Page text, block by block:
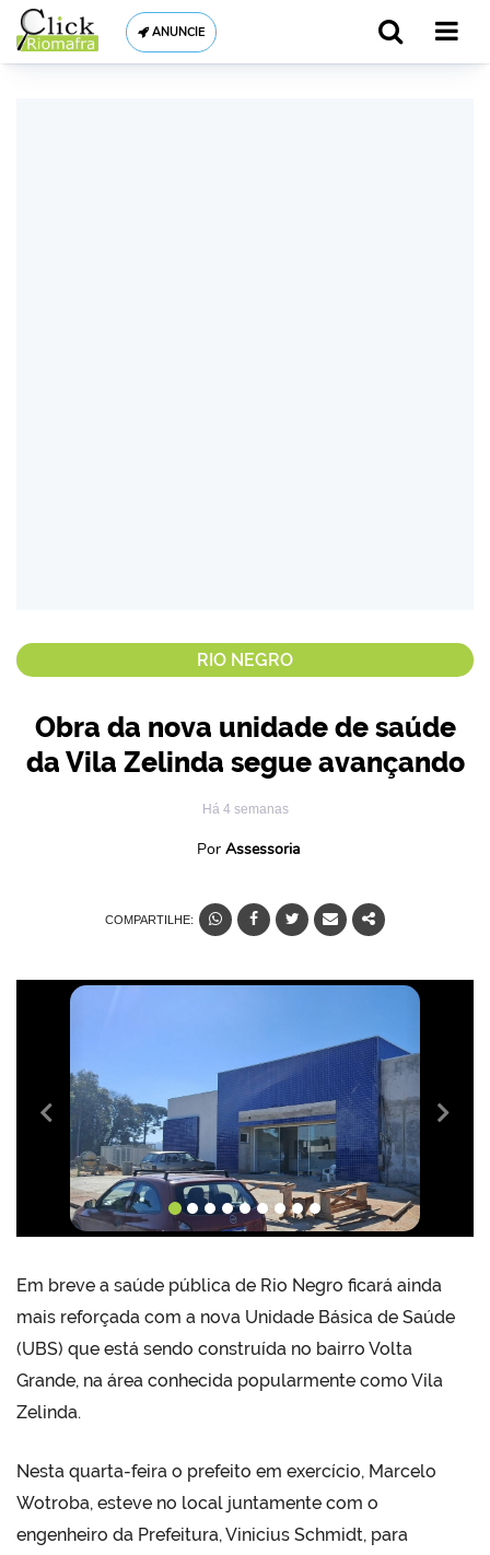
ANUNCIE
RIO NEGRO
Obra da nova unidade de saúde
da Vila Zelinda segue avançando
Há 4 semanas
Por Assessoria
COMPARTILHE:
Anterior
Em breve a saúde pública de Rio Negro ficará ainda
mais reforçada com a nova Unidade Básica de Saúde
(UBS) que está sendo construída no bairro Volta
Grande, na área conhecida popularmente como Vila
Zelinda.
Nesta quarta-feira o prefeito em exercício, Marcelo
Wotroba, esteve no local juntamente com o
engenheiro da Prefeitura, Vinicius Schmidt, para